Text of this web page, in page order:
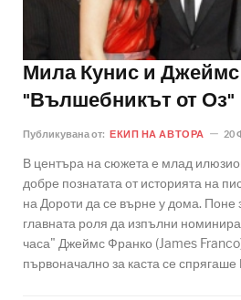
Мила Кунис и
"Вълшебникът от Оз"
Публикувана от: ЕКИП НА АВТОРА 20
В центъра на сюжета е млад
добре познатата от историята на
на Дороти да се върне у дома. Поне
главната роля да изпълни
часа" Джеймс Франко (James
първоначално за каста се спрягаше